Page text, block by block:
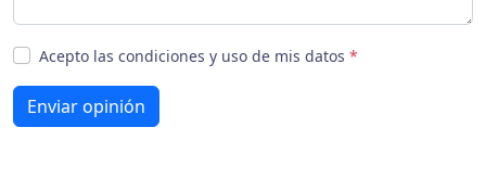
Acepto las condiciones y uso de mis datos *
Enviar opinión